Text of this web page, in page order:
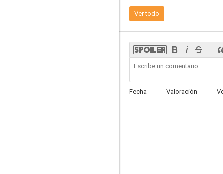
6.5
Ver todo
Fecha Valoración